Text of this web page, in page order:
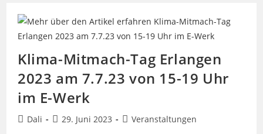
Klima-Mitmach-Tag Erlangen
2023 am 7.7.23 von 15-19 Uhr
im E-Werk
Beitrags-
Dali
Beitrag
29. Juni 2023
Beitrags-
Veranstaltungen